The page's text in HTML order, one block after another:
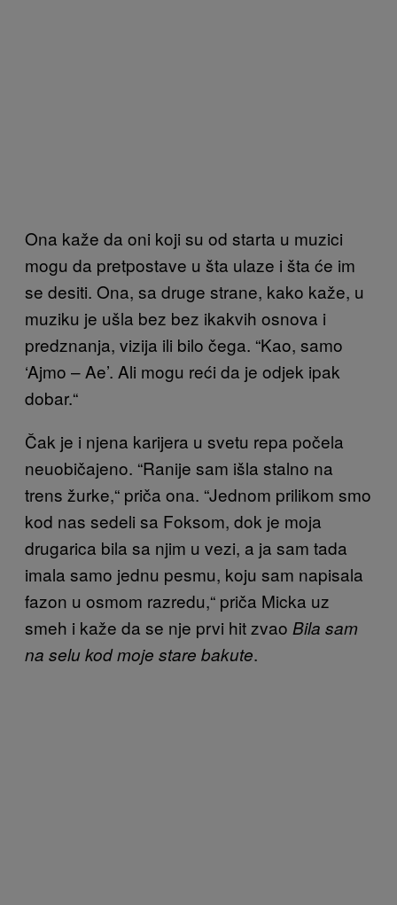
Ona kaže da oni koji su od starta u muzici
mogu da pretpostave u šta ulaze i šta će im
se desiti. Ona, sa druge strane, kako kaže, u
muziku je ušla bez bez ikakvih osnova i
predznanja, vizija ili bilo čega. “Kao, samo
‘Ajmo – Ae’. Ali mogu reći da je odjek ipak
dobar.“
Čak je i njena karijera u svetu repa počela
neuobičajeno. “Ranije sam išla stalno na
trens žurke,“ priča ona. “Jednom prilikom smo
kod nas sedeli sa Foksom, dok je moja
drugarica bila sa njim u vezi, a ja sam tada
imala samo jednu pesmu, koju sam napisala
fazon u osmom razredu,“ priča Micka uz
smeh i kaže da se nje prvi hit zvao Bila sam
na selu kod moje stare bakute.